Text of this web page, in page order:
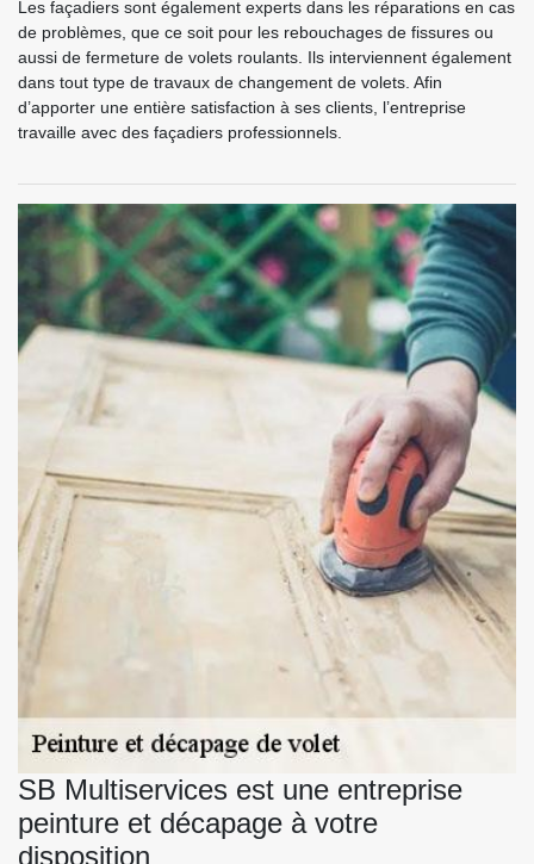
Les façadiers sont également experts dans les réparations en cas
de problèmes, que ce soit pour les rebouchages de fissures ou
aussi de fermeture de volets roulants. Ils interviennent également
dans tout type de travaux de changement de volets. Afin
d’apporter une entière satisfaction à ses clients, l’entreprise
travaille avec des façadiers professionnels.
SB Multiservices est une entreprise
peinture et décapage à votre
disposition